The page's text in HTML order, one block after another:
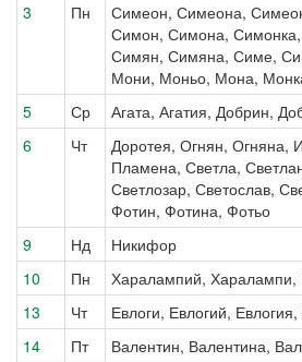
3
Пн
Симеон, Симеона,
Симон, Симона,
Симян, Симяна, Симе,
Мони, Моньо, Мона,
5
Ср
Агата, Агатия, Добрин,
6
Чт
Доротея, Огнян, Огняна,
Пламена, Светла,
Светлозар, Светослав,
Фотин, Фотина, Фотьо
9
Нд
Никифор
10
Пн
Харалампий, Харалампи,
13
Чт
Евлоги, Евлогий,
14
Пт
Валентин, Валентина,